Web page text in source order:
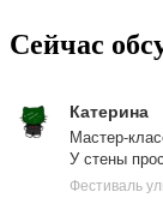
Сейчас
Катерина
Мастер-
У стены
Фестиваль